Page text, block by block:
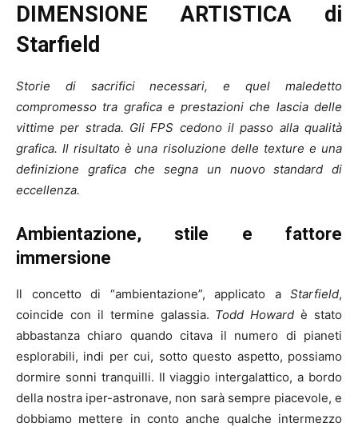
DIMENSIONE ARTISTICA di
Starfield
Storie di sacrifici necessari, e quel maledetto
compromesso tra grafica e prestazioni che lascia delle
vittime per strada. Gli FPS cedono il passo alla qualità
grafica. Il risultato è una risoluzione delle texture e una
definizione grafica che segna un nuovo standard di
eccellenza.
Ambientazione, stile e fattore
immersione
Il concetto di “ambientazione”, applicato a Starfield,
coincide con il termine galassia. Todd Howard è stato
abbastanza chiaro quando citava il numero di pianeti
esplorabili, indi per cui, sotto questo aspetto, possiamo
dormire sonni tranquilli. Il viaggio intergalattico, a bordo
della nostra iper-astronave, non sarà sempre piacevole, e
dobbiamo mettere in conto anche qualche intermezzo